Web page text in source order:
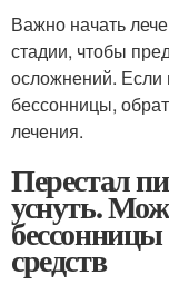
Важно начать
стадии, чтобы
осложнений. Если
бессонницы,
лечения.
Перестал
уснуть.
средств